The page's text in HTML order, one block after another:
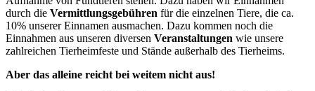
durch die Vermittlungsgebühren für die einzelnen Tiere, die ca.
10% unserer Einnamen ausmachen. Dazu kommen noch die
Einnahmen aus unseren diversen Veranstaltungen wie unsere
zahlreichen Tierheimfeste und Stände außerhalb des Tierheims.
Aber das alleine reicht bei weitem nicht aus!